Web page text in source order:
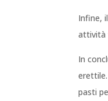
Infine,
attività
In
pasti